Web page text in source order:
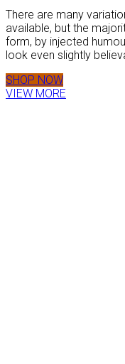
There are many
available, but the
form, by injected
look even slightly
SHOP NOW
VIEW MORE